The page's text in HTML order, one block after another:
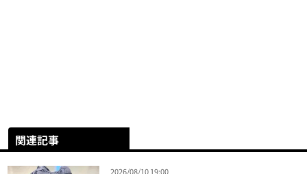
関連記事
2026/08/10 19:00